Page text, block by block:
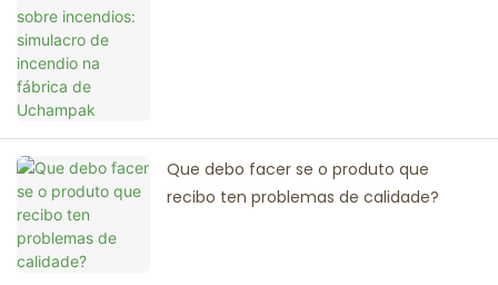
Que debo facer se o produto que
recibo ten problemas de calidade?